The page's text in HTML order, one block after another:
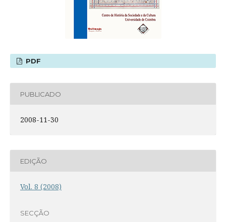
PDF
PUBLICADO
2008-11-30
EDIÇÃO
Vol. 8 (2008)
SECÇÃO